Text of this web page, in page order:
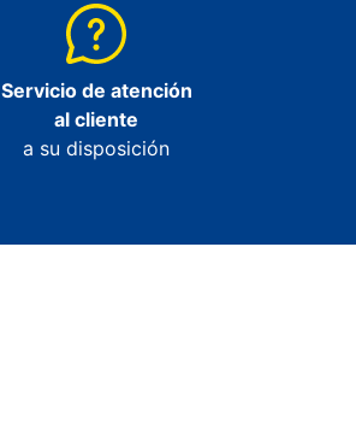
Servicio de atención
al cliente
a su disposición